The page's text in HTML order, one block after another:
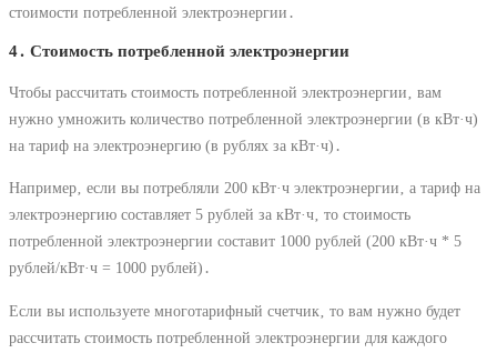
стоимости потребленной электроэнергии․
4․ Стоимость потребленной электроэнергии
Чтобы рассчитать стоимость потребленной электроэнергии‚ вам
нужно умножить количество потребленной электроэнергии (в кВт·ч)
на тариф на электроэнергию (в рублях за кВт·ч)․
Например‚ если вы потребляли 200 кВт·ч электроэнергии‚ а тариф на
электроэнергию составляет 5 рублей за кВт·ч‚ то стоимость
потребленной электроэнергии составит 1000 рублей (200 кВт·ч * 5
рублей/кВт·ч = 1000 рублей)․
Если вы используете многотарифный счетчик‚ то вам нужно будет
рассчитать стоимость потребленной электроэнергии для каждого